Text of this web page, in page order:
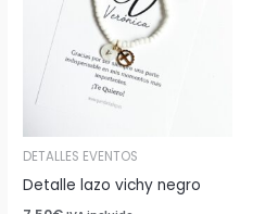
DETALLES EVENTOS
Detalle lazo vichy negro